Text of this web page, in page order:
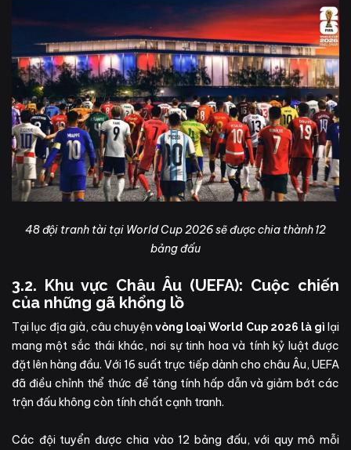
48 đội tranh tài tại World Cup 2026 sẽ được chia thành 12
bảng đấu
3.2. Khu vực Châu Âu (UEFA): Cuộc chiến
của những gã khổng lồ
Tại lục địa già, câu chuyệnvòng loại World Cup 2026 là gì lại
mang một sắc thái khác, nơi sự tinh hoa và tính kỷ luật được
đặt lên hàng đầu. Với 16 suất trực tiếp dành cho châu Âu, UEFA
đã điều chỉnh thể thức để tăng tính hấp dẫn và giảm bớt các
trận đấu không còn tính chất cạnh tranh.
Các đội tuyển được chia vào 12 bảng đấu, với quy mô mỗi